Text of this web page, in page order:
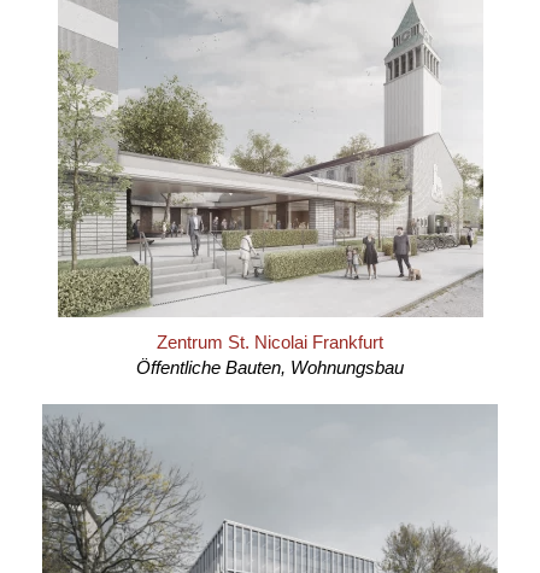
Zentrum St. Nicolai Frankfurt
Öffentliche Bauten, Wohnungsbau